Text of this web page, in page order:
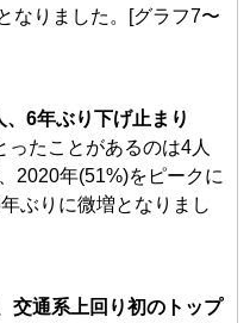
なりました。[グラフ7〜
6年ぶり下げ止まり
ったことがあるのは4人
2020年(51%)をピークに
ぶりに微増となりまし
交通系上回り初のトップ